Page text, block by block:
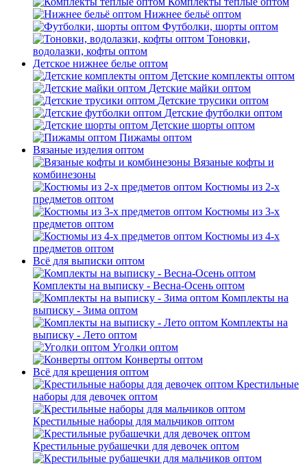
Нижнее бельё оптом
Футболки, шорты оптом
Тоновки,
водолазки, кофты оптом
Детское нижнее белье оптом
Детские комплекты оптом
Детские майки оптом
Детские трусики оптом
Детские футболки оптом
Детские шорты оптом
Пижамы оптом
Вязаные изделия оптом
Вязаные кофты и
комбинезоны
Костюмы из 2-х
предметов оптом
Костюмы из 3-х
предметов оптом
Костюмы из 4-х
предметов оптом
Всё для выписки оптом
Комплекты на выписку - Весна-Осень оптом
Комплекты на
выписку - Зима оптом
Комплекты на
выписку - Лето оптом
Уголки оптом
Конверты оптом
Всё для крещения оптом
Крестильные
наборы для девочек оптом
Крестильные наборы для мальчиков оптом
Крестильные рубашечки для девочек оптом